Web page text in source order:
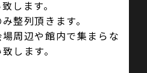
します。
整列頂きます。
周辺や館内で集まらな
します。